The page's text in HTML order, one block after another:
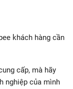
khách hàng cần
cấp, mà hãy
nghiệp của mình